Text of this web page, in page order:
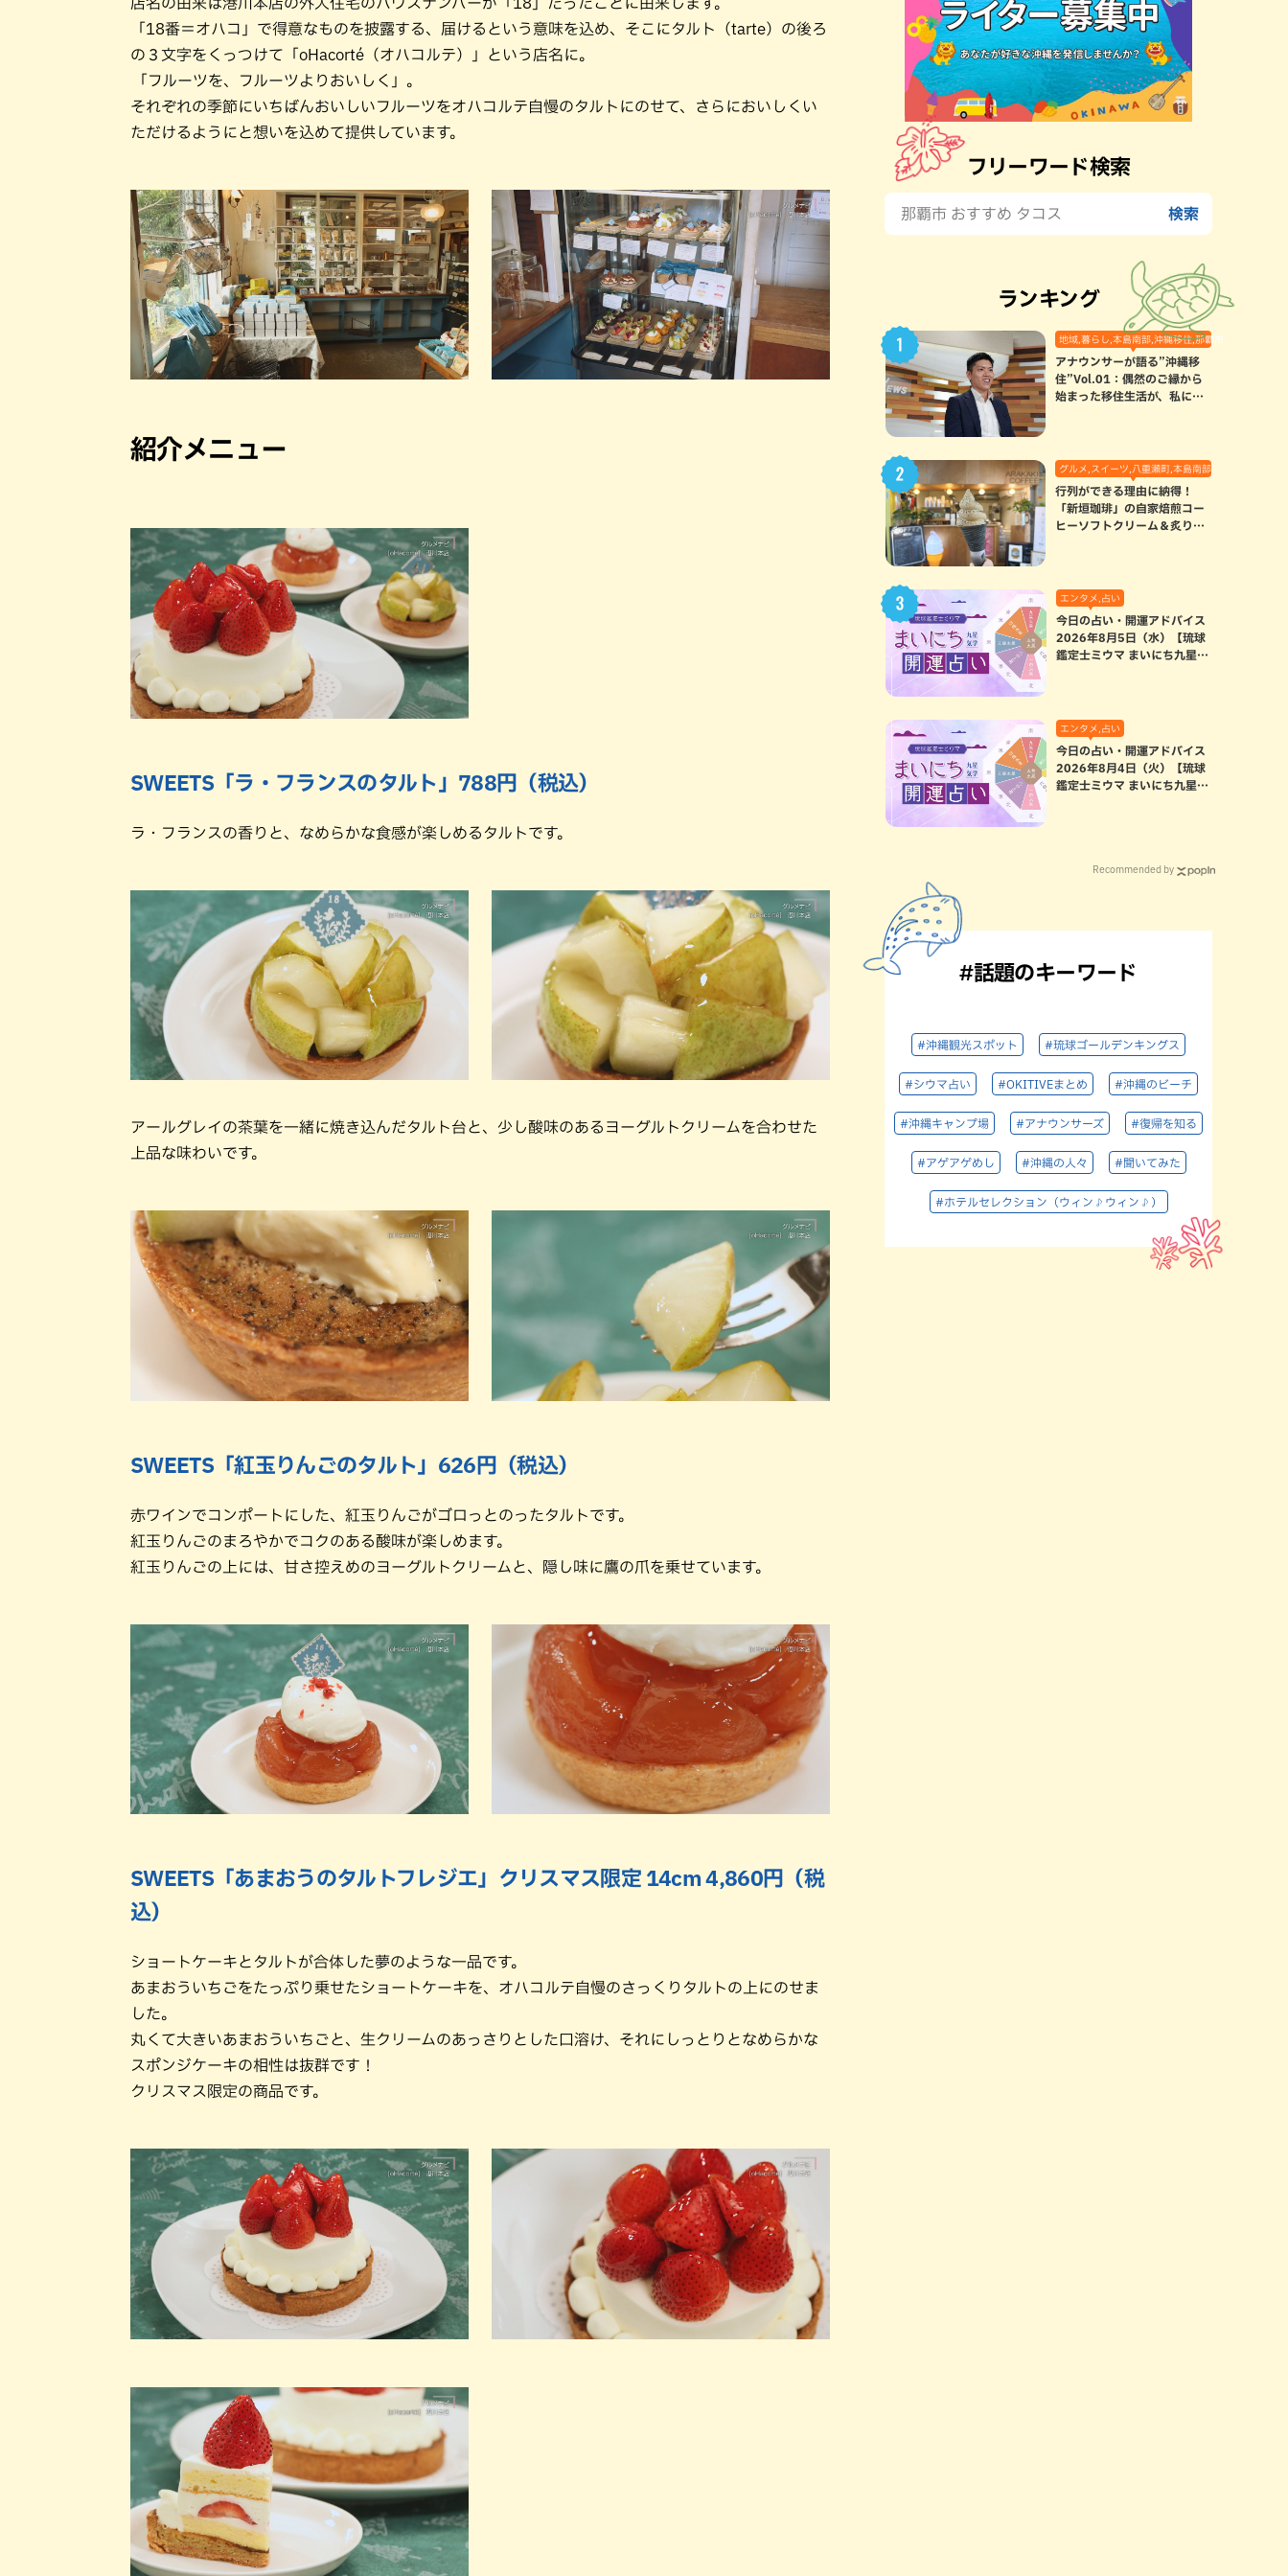
「18番＝オハコ」で得意なものを披露する、届けるという意味を込め、そこにタルト（tarte）の後ろ
の３文字をくっつけて「oHacorté（オハコルテ）」という店名に。
「フルーツを、フルーツよりおいしく」。
それぞれの季節にいちばんおいしいフルーツをオハコルテ自慢のタルトにのせて、さらにおいしくい
ただけるようにと想いを込めて提供しています。
紹介メニュー
SWEETS「ラ・フランスのタルト」788円（税込）
ラ・フランスの香りと、なめらかな食感が楽しめるタルトです。
アールグレイの茶葉を一緒に焼き込んだタルト台と、少し酸味のあるヨーグルトクリームを合わせた
上品な味わいです。
SWEETS「紅玉りんごのタルト」626円（税込）
赤ワインでコンポートにした、紅玉りんごがゴロっとのったタルトです。
紅玉りんごのまろやかでコクのある酸味が楽しめます。
紅玉りんごの上には、甘さ控えめのヨーグルトクリームと、隠し味に鷹の爪を乗せています。
SWEETS「あまおうのタルトフレジエ」クリスマス限定 14cm 4,860円（税
込）
ショートケーキとタルトが合体した夢のような一品です。
あまおういちごをたっぷり乗せたショートケーキを、オハコルテ自慢のさっくりタルトの上にのせま
した。
丸くて大きいあまおういちごと、生クリームのあっさりとした口溶け、それにしっとりとなめらかな
スポンジケーキの相性は抜群です！
クリスマス限定の商品です。
フリーワード検索
ランキング
地域,暮らし,本島南部,沖縄移住,那覇市
アナウンサーが語る”沖縄移
住”Vol.01：偶然のご縁から
始まった移住生活が、私にと
グルメ,スイーツ,八重瀬町,本島南部
行列ができる理由に納得！
「新垣珈琲」の自家焙煎コー
ヒーソフトクリーム＆炙りマ
エンタメ,占い
今日の占い・開運アドバイス
2026年8月5日（水）【琉球
鑑定士ミウマ まいにち九星気
エンタメ,占い
今日の占い・開運アドバイス
2026年8月4日（火）【琉球
鑑定士ミウマ まいにち九星気
Recommended by
#話題のキーワード
#沖縄観光スポット #琉球ゴールデンキングス
#シウマ占い #OKITIVEまとめ #沖縄のビーチ
#沖縄キャンプ場 #アナウンサーズ #復帰を知る
#アゲアゲめし #沖縄の人々 #聞いてみた
#ホテルセレクション（ウィン♪ウィン♪）